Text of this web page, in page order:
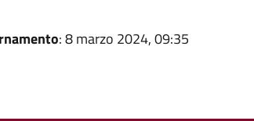
: 8 marzo 2024, 09:35